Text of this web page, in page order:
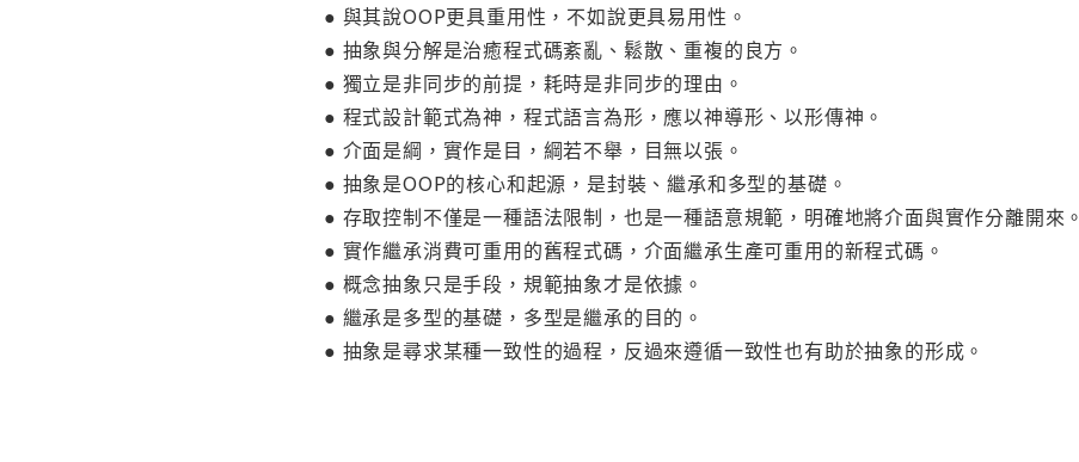
● 與其說OOP更具重用性，不如說更具易用性。
● 抽象與分解是治癒程式碼紊亂、鬆散、重複的良方。
● 獨立是非同步的前提，耗時是非同步的理由。
● 程式設計範式為神，程式語言為形，應以神導形、以形傳神。
● 介面是綱，實作是目，綱若不舉，目無以張。
● 抽象是OOP的核心和起源，是封裝、繼承和多型的基礎。
● 存取控制不僅是一種語法限制，也是一種語意規範，明確地將介面與實作分離開來。
● 實作繼承消費可重用的舊程式碼，介面繼承生產可重用的新程式碼。
● 概念抽象只是手段，規範抽象才是依據。
● 繼承是多型的基礎，多型是繼承的目的。
● 抽象是尋求某種一致性的過程，反過來遵循一致性也有助於抽象的形成。